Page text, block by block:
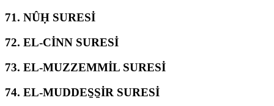
71. NÛḤ SURESİ
72. EL-CİNN SURESİ
73. EL-MUZZEMMİL SURESİ
74. EL-MUDDES̱S̱İR SURESİ